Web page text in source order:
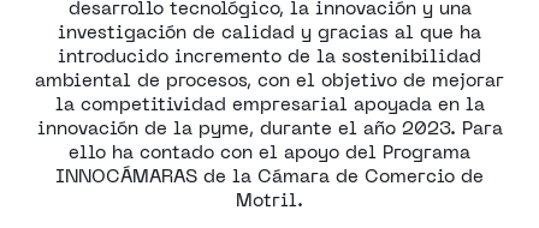
desarrollo tecnológico, la innovación y una
investigación de calidad y gracias al que ha
introducido incremento de la sostenibilidad
ambiental de procesos, con el objetivo de mejorar
la competitividad empresarial apoyada en la
innovación de la pyme, durante el año 2023. Para
ello ha contado con el apoyo del Programa
INNOCÁMARAS de la Cámara de Comercio de
Motril.